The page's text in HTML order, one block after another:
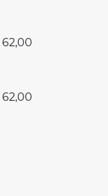
62,00
62,00